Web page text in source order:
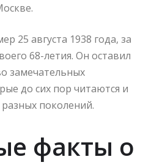
25 августа 1938 года, за
68-летия. Он оставил
замечательных
до сих пор читаются и
поколений.
факты о